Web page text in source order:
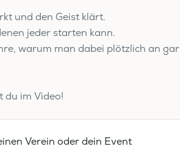
und den Geist klärt.
jeder starten kann.
warum man dabei plötzlich an gar
du im Video!
Verein oder dein Event